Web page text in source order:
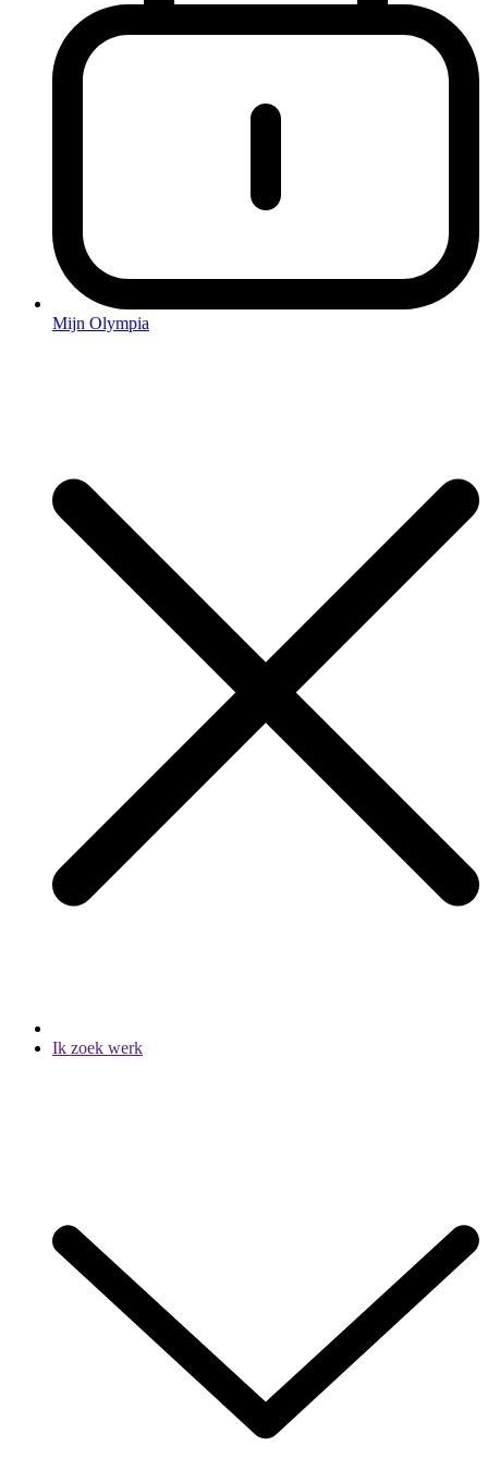
Mijn Olympia
Ik zoek werk